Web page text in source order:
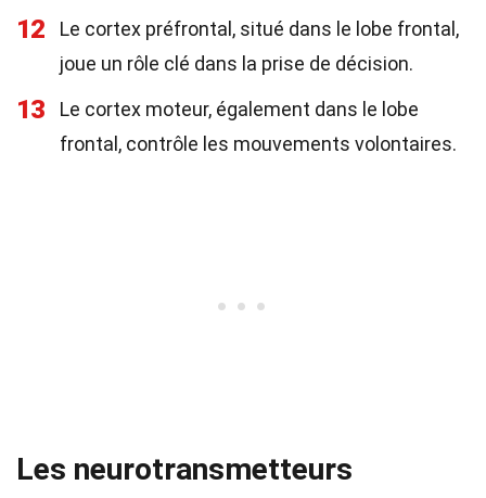
12
Le cortex préfrontal, situé dans le lobe frontal,
joue un rôle clé dans la prise de décision.
13
Le cortex moteur, également dans le lobe
frontal, contrôle les mouvements volontaires.
Les neurotransmetteurs